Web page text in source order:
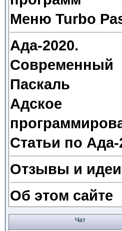
Меню Turbo
Ада-2020.
Современный
Паскаль
Адское
Статьи по Ада-
Отзывы и идеи
Об этом сайте
Чат